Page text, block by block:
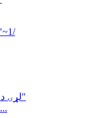
د مورک MC50 لړۍ د ټیټ بریښنا چاودیدونکي پروف سولینایډ ...